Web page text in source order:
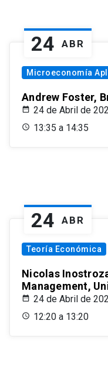
24 ABR
Microeconomía
Andrew Foster,
24 de Abril de
13:35 a 14:35
24 ABR
Teoría Económica
Nicolas
Management,
24 de Abril de
12:20 a 13:20